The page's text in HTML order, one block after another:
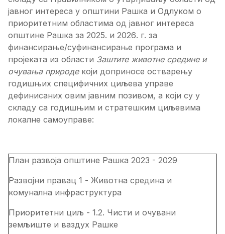
јавног интереса у општини Рашка и Одлуком о
приоритетним областима од јавног интереса
општине Рашка за 2025. и 2026. г. за
финансирање/суфинансирање програма и
пројеката из области Заштите животне средине и
очувања природекоји доприносе остварењу
годишњих специфичних циљева управе
дефинисаних овим јавним позивом, а који су у
складу са годишњим и стратешким циљевима
локалне самоуправе:
План развоја општине Рашка 2023 - 2029
Развојни правац 1 - Животна средина и
комунална инфраструктура
Приоритетни циљ - 1.2. Чисти и очувани
земљиште и ваздух Рашке